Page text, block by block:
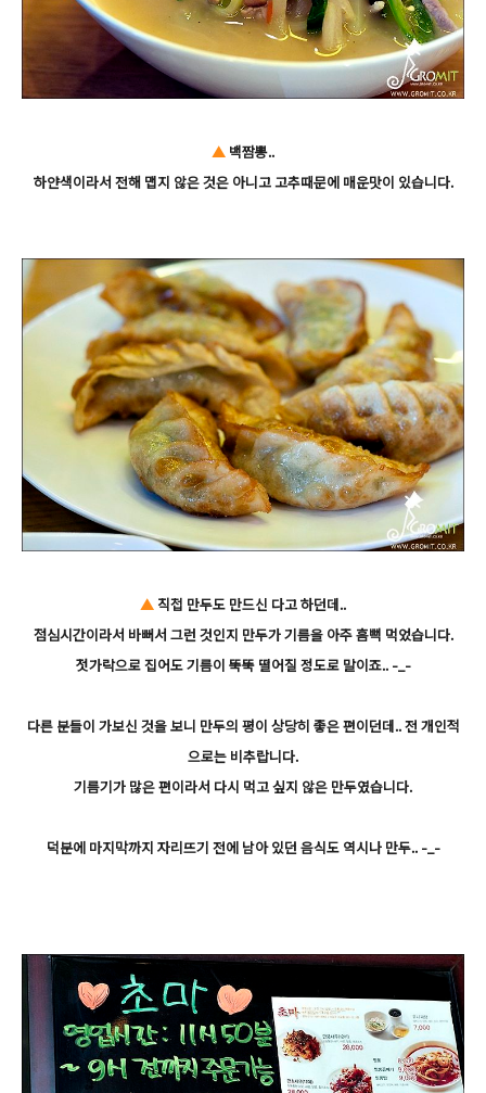
▲ 백짬뽕..
하얀색이라서 전해 맵지 않은 것은 아니고 고추때문에 매운맛이 있습니다.
▲ 직접 만두도 만드신 다고 하던데..
점심시간이라서 바뻐서 그런 것인지 만두가 기름을 아주 흠뻑 먹었습니다.
젓가락으로 집어도 기름이 뚝뚝 떨어질 정도로 말이죠.. -_-
다른 분들이 가보신 것을 보니 만두의 평이 상당히 좋은 편이던데.. 전 개인적
으로는 비추랍니다.
기름기가 많은 편이라서 다시 먹고 싶지 않은 만두였습니다.
덕분에 마지막까지 자리뜨기 전에 남아 있던 음식도 역시나 만두.. -_-